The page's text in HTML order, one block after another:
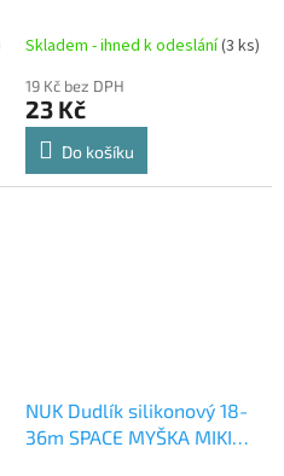
Skladem - ihned k odeslání(3 ks)
19 Kč bez DPH
23 Kč
Do košíku
NUK Dudlík silikonový 18-
36m SPACE MYŠKA MIKI